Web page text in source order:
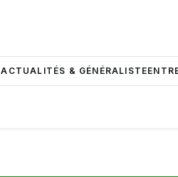
ACTUALITÉS & GÉNÉRALISTE